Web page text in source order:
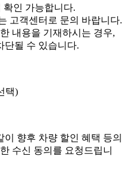
확인 가능합니다.
고객센터로 문의 바랍니다.
내용을 기재하시는 경우,
단될 수 있습니다.
택)
향후 차량 할인 혜택 등의
수신 동의를 요청드립니